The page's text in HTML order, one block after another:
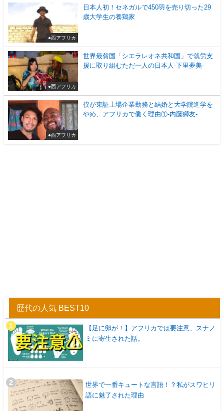
●西アフリカ
日本人初！セネガルで450羽を売り切った29
歳大学生の養鶏家
●西アフリカ
世界最貧国「シエラレオネ共和国」で就労支
援に取り組むただ一人の日本人-下里夢美-
●西アフリカ
僕が東証上場企業勤務と結婚と大学院進学を
やめ、アフリカで働く理由①-内藤獅友-
歴代の人気 BEST10
【足に卵が！】アフリカでは要注意、スナノ
ミに寄生された話。
世界で一番キュートな言語！？私がスワヒリ
語に魅了された理由